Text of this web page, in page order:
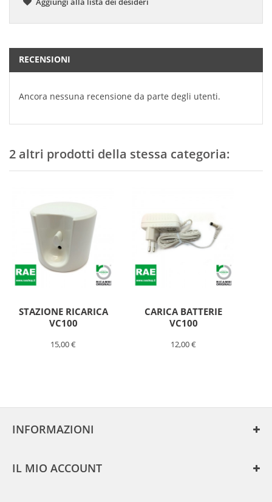
RECENSIONI
Ancora nessuna recensione da parte degli utenti.
2 altri prodotti della stessa categoria:
STAZIONE RICARICA
VC100
15,00 €
CARICA BATTERIE
VC100
12,00 €
FOLLETTO
https://www.raeshop.it/622-
vc100.jpg
INFORMAZIONI
IL MIO ACCOUNT